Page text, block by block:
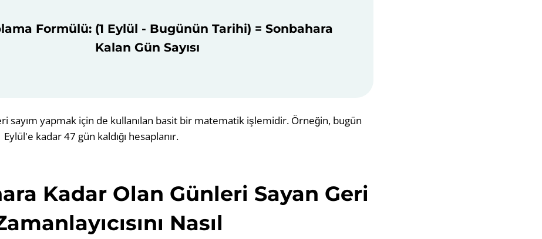
Formülü: (1 Eylül - Bugünün Tarihi) = Sonbahara
Kalan Gün Sayısı
sayım yapmak için de kullanılan basit bir matematik işlemidir. Örneğin, bugün
kadar 47 gün kaldığı hesaplanır.
Kadar Olan Günleri Sayan Geri
Nasıl